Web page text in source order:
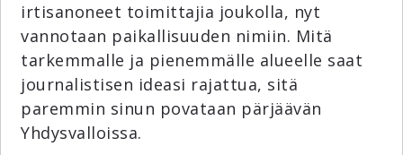
irtisanoneet toimittajia joukolla, nyt
vannotaan paikallisuuden nimiin. Mitä
tarkemmalle ja pienemmälle alueelle saat
journalistisen ideasi rajattua, sitä
paremmin sinun povataan pärjäävän
Yhdysvalloissa.